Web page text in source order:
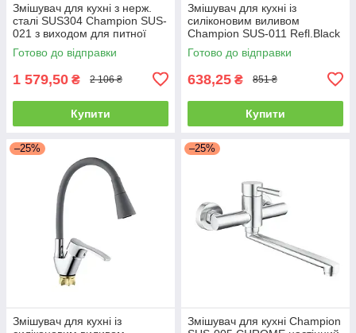
Змішувач для кухні з нерж.
сталі SUS304 Champion SUS-
021 з виходом для питної
води (CH0330)
Готово до відправки
1 579,50 ₴ 2 106 ₴
Купити
Змішувач для кухні із
силіконовим виливом
Champion SUS-011 Refl.Black
(нерж. сталь) (CH0332)
Готово до відправки
638,25 ₴ 851 ₴
Купити
–25%
Змішувач для кухні із
–25%
Змішувач для кухні Champion